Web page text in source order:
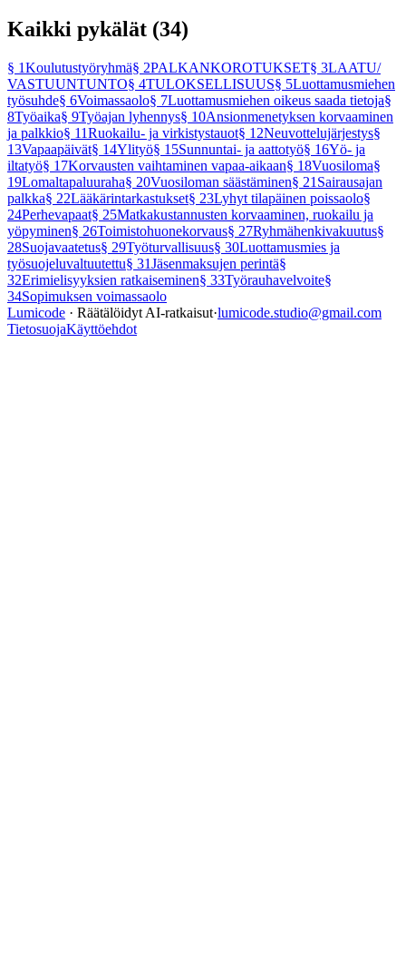
Kaikki pykälät (34)
§ 1Koulutustyöryhmä§ 2PALKANKOROTUKSET§ 3LAATU/
VASTUUNTUNTO§ 4TULOKSELLISUUS§ 5Luottamusmiehen
työsuhde§ 6Voimassaolo§ 7Luottamusmiehen oikeus saada tietoja§
8Työaika§ 9Työajan lyhennys§ 10Ansionmenetyksen korvaaminen
ja palkkio§ 11Ruokailu- ja virkistystauot§ 12Neuvottelujärjestys§
13Vapaapäivät§ 14Ylityö§ 15Sunnuntai- ja aattotyö§ 16Yö- ja
iltatyö§ 17Korvausten vaihtaminen vapaa-aikaan§ 18Vuosiloma§
19Lomaltapaluuraha§ 20Vuosiloman säästäminen§ 21 Sairausajan
palkka§ 22Lääkärintarkastukset§ 23Lyhyt tilapäinen poissaolo§
24Perhevapaat§ 25Matkakustannusten korvaaminen, ruokailu ja
yöpyminen§ 26Toimistohuonekorvaus§ 27Ryhmähenkivakuutus§
28Suojavaatetus§ 29Työturvallisuus§ 30Luottamusmies ja
työsuojeluvaltuutettu§ 31Jäsenmaksujen perintä§
32Erimielisyyksien ratkaiseminen§ 33Työrauhavelvoite§
34Sopimuksen voimassaolo
Lumicode · Räätälöidyt AI-ratkaisut·lumicode.studio@gmail.com
TietosuojaKäyttöehdot